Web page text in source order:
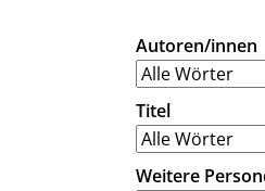
Autoren/innen
Titel
Weitere